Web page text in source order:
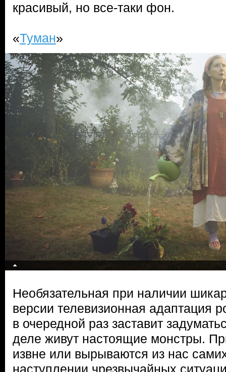
красивый, но все-таки фон.
«Туман»
Необязательная при наличии
версии телевизионная адаптация
в очередной раз заставит
деле живут настоящие монстры.
извне или вырываются из нас
наступлении чрезвычайных